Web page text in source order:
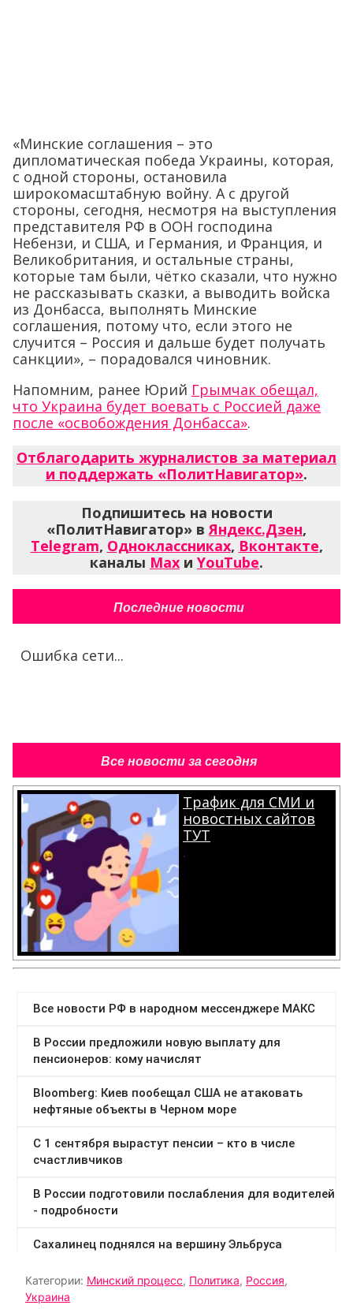
«Минские соглашения – это
дипломатическая победа Украины, которая,
с одной стороны, остановила
широкомасштабную войну. А с другой
стороны, сегодня, несмотря на выступления
представителя РФ в ООН господина
Небензи, и США, и Германия, и Франция, и
Великобритания, и остальные страны,
которые там были, чётко сказали, что нужно
не рассказывать сказки, а выводить войска
из Донбасса, выполнять Минские
соглашения, потому что, если этого не
случится – Россия и дальше будет получать
санкции», – порадовался чиновник.
Напомним, ранее Юрий Грымчак обещал,
что Украина будет воевать с Россией даже
после «освобождения Донбасса».
Отблагодарить журналистов за материал
и поддержать «ПолитНавигатор».
Подпишитесь на новости
«ПолитНавигатор» вЯндекс.Дзен,
Telegram, Одноклассниках, Вконтакте,
каналы Max и YouTube.
Последние новости
Ошибка сети...
Все новости за сегодня
Трафик для СМИ и
новостных сайтов
ТУТ
.
Категории: Минский процесс, Политика, Россия,
Украина